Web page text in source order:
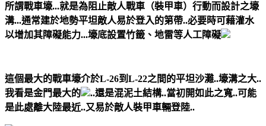
所謂戰車壕...就是為阻止敵人戰車（裝甲車）行動而設計之壕
溝...通常建於地勢平坦敵人易於登入的第帶..必要時可藉灌水
以增加其障礙能力...壕底設置竹籤、地雷等人工障礙
這個最大的戰車壕介於L-26到L-22之間的平坦沙灘..壕溝之大..
我看是金門最大的
..還是混泥土結構..當初開如此之寬..可能
是此處離大陸最近..又易於敵人裝甲車輛登陸..